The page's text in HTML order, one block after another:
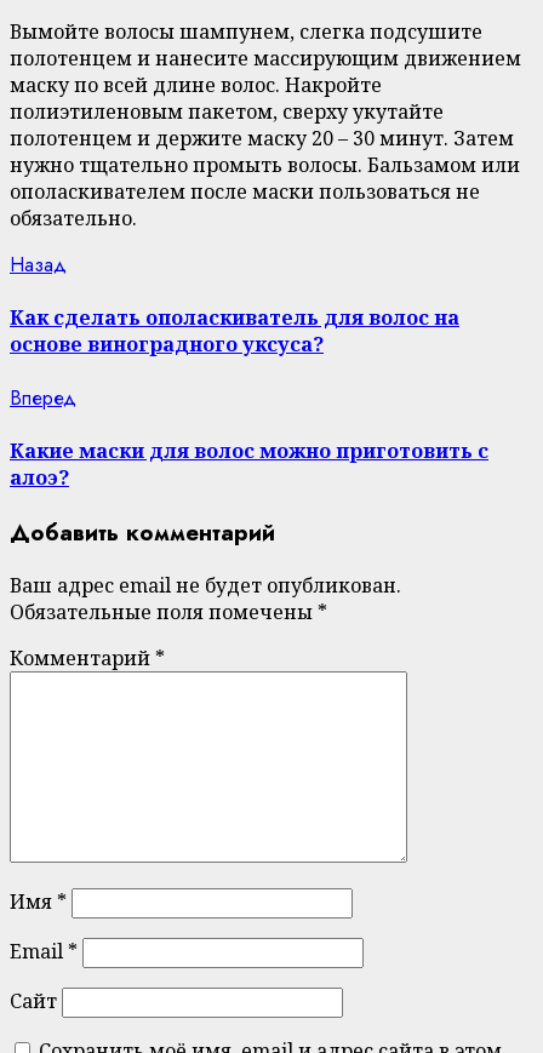
Вымойте волосы шампунем, слегка подсушите
полотенцем и нанесите массирующим движением
маску по всей длине волос. Накройте
полиэтиленовым пакетом, сверху укутайте
полотенцем и держите маску 20 – 30 минут. Затем
нужно тщательно промыть волосы. Бальзамом или
ополаскивателем после маски пользоваться не
обязательно.
Continue
Reading
Назад
Как сделать ополаскиватель для волос на
основе виноградного уксуса?
Вперед
Какие маски для волос можно приготовить с
алоэ?
Добавить комментарий
Ваш адрес email не будет опубликован.
Обязательные поля помечены *
Комментарий *
Имя *
Email *
Сайт